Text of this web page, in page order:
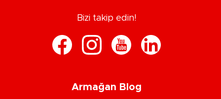
Bizi takip edin!
Armağan Blog